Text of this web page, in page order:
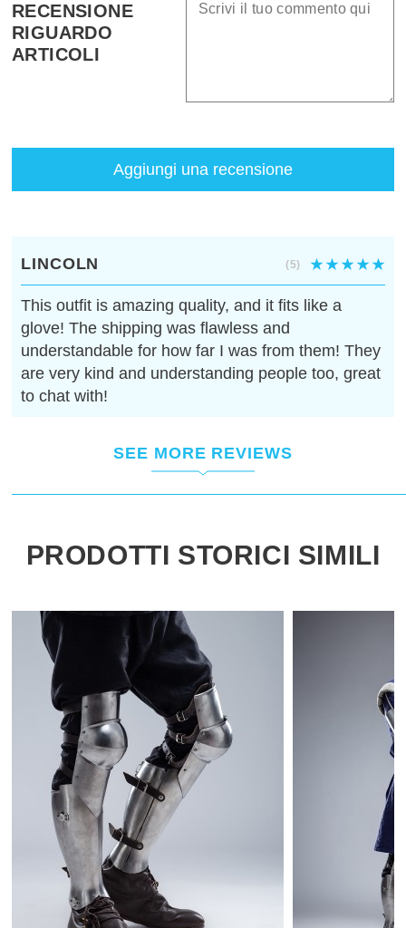
RECENSIONE
RIGUARDO
ARTICOLI
Aggiungi una recensione
LINCOLN (5)
This outfit is amazing quality, and it fits like a
glove! The shipping was flawless and
understandable for how far I was from them! They
are very kind and understanding people too, great
to chat with!
SEE MORE REVIEWS
PRODOTTI STORICI SIMILI